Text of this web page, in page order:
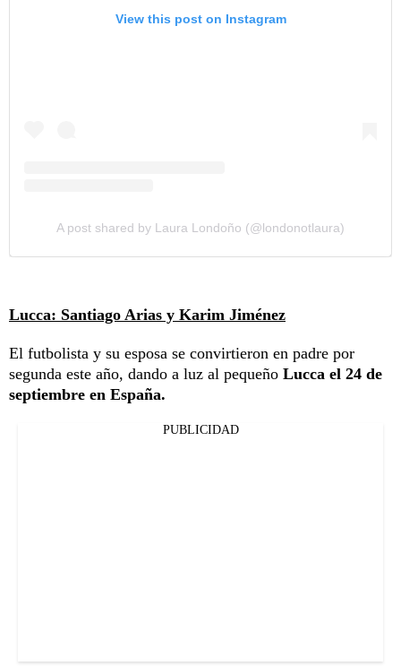
View this post on Instagram
A post shared by Laura Londoño (@londonotlaura)
Lucca: Santiago Arias y Karim Jiménez
El futbolista y su esposa se convirtieron en padre por
segunda este año, dando a luz al pequeño Lucca el 24 de
septiembre en España.
PUBLICIDAD